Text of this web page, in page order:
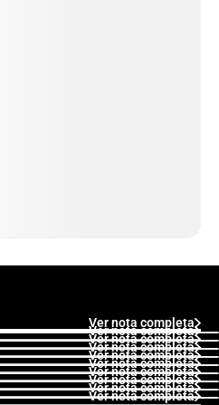
Ver nota completa
Ver nota completa
Ver nota completa
Ver nota completa
Ver nota completa
Ver nota completa
Ver nota completa
Ver nota completa
Ver nota completa
Ver nota completa